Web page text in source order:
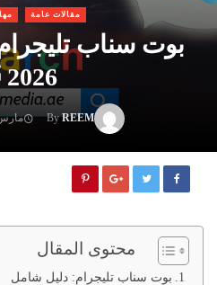
مقالات عامة
بوت سناب
2026 🤯
ByREEM مارس 19,
محتوى المقال
بوت سناب تليجرام: دليل شامل